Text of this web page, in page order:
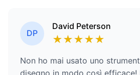
DP
David Peterson
★★★★★
Non ho mai usato uno
disegno in modo così